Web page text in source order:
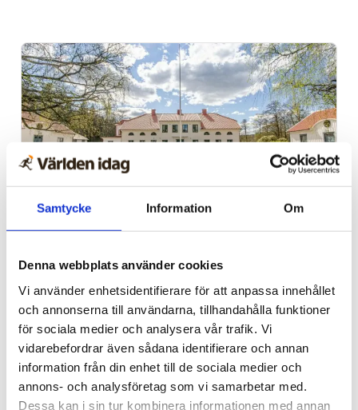
Samtycke Information Om
Denna webbplats använder cookies
Vi använder enhetsidentifierare för att anpassa innehållet
och annonserna till användarna, tillhandahålla funktioner
för sociala medier och analysera vår trafik. Vi
vidarebefordrar även sådana identifierare och annan
information från din enhet till de sociala medier och
annons- och analysföretag som vi samarbetar med.
Dessa kan i sin tur kombinera informationen med annan
Alingsås
Dags för Shalom över
Israels sommarkonferens